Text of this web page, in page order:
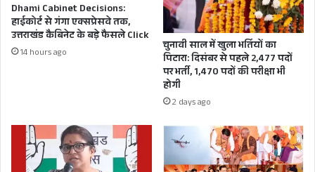
Dhami Cabinet Decisions:
हाईकोर्ट से गंगा एक्सप्रेसवे तक,
उत्तराखंड कैबिनेट के बड़े फैसले Click
14 hours ago चुनावी साल में खुला भर्तियों का
पिटारा: दिसंबर से पहले 2,477 पदों
पर भर्ती, 1,470 पदों की परीक्षा भी
होगी
2 days ago